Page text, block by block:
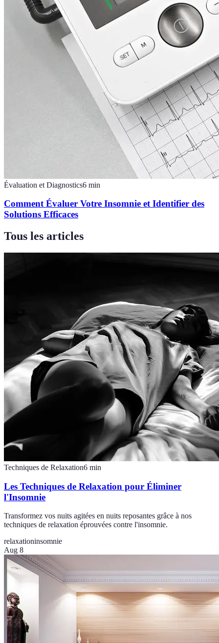
Évaluation et Diagnostics6 min
Comment Évaluer Votre Insomnie et Identifier des
Solutions Efficaces
Tous les articles
Techniques de Relaxation6 min
Les Techniques de Relaxation pour Éliminer
l'Insomnie
Transformez vos nuits agitées en nuits reposantes grâce à nos
techniques de relaxation éprouvées contre l'insomnie.
relaxationinsomnie
Aug 8